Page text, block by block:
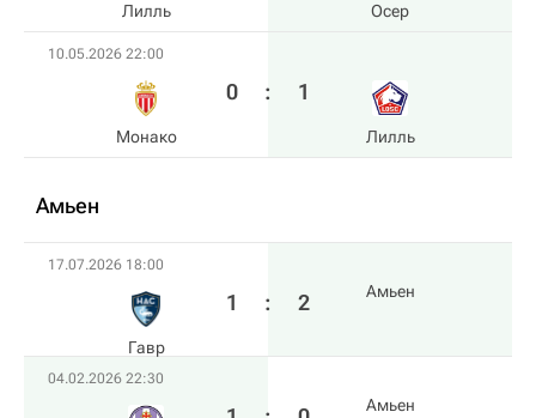
Лилль Осер
10.05.2026 22:00
Монако
0 : 1
Лилль
Амьен
17.07.2026 18:00
Гавр
1 : 2 Амьен
04.02.2026 22:30
Амьен